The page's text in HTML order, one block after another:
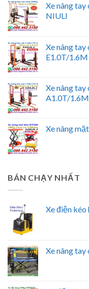
Xe nâng
NIULI
Xe nâng
E1.0T/
Xe nâng
A1.0T/
Xe nâng
BÁN CHẠY NHẤT
Xe điện kéo
Xe nâng